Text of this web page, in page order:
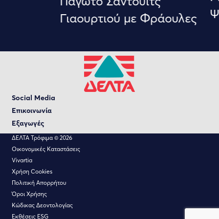
Γιαουρτιού με Φράουλες
Social Media
Επικοινωνία
Εξαγωγές
ΔΕΛΤΑ Τρόφιμα © 2026
Οικονομικές Καταστάσεις
Vivartia
Χρήση Cookies
Πολιτική Απορρήτου
Όροι Χρήσης
Κώδικας Δεοντολογίας
Εκθέσεις ΕSG